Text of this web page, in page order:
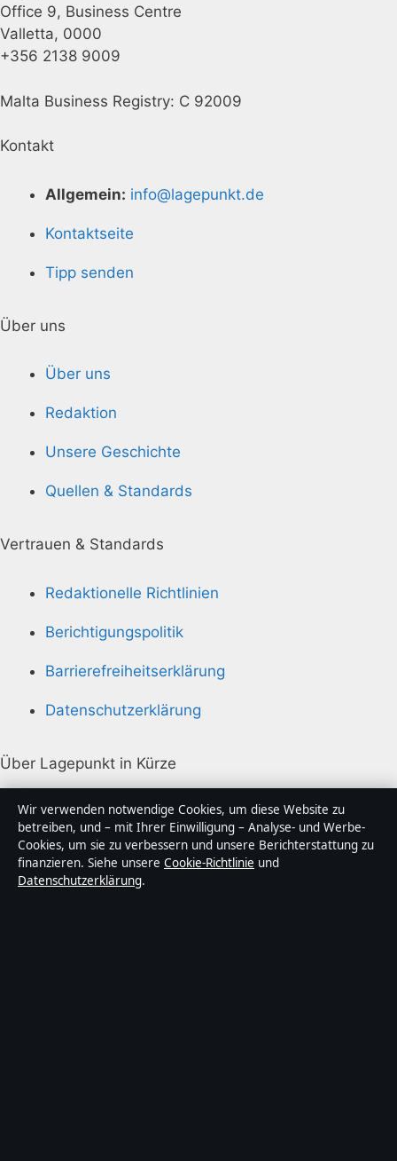
Office 9, Business Centre
Valletta, 0000
+356 2138 9009
Malta Business Registry: C 92009
Kontakt
Allgemein: info@lagepunkt.de
Kontaktseite
Tipp senden
Über uns
Über uns
Redaktion
Unsere Geschichte
Quellen & Standards
Vertrauen & Standards
Redaktionelle Richtlinien
Berichtigungspolitik
Barrierefreiheitserklärung
Datenschutzerklärung
Über Lagepunkt in Kürze
Lagepunkt ist ein unabhängiger digitaler
Nachrichtenanbieter mit Fokus auf Politik, Wirtschaft,
Technik und Gesellschaft in Deutschland. Jeder Artikel
trägt eine Byline, wird von einem Redakteur geprüft
und vor der Veröffentlichung faktengecheckt.
Wir verwenden notwendige Cookies, um diese Website zu
betreiben, und – mit Ihrer Einwilligung – Analyse- und Werbe-
Cookies, um sie zu verbessern und unsere Berichterstattung zu
finanzieren. Siehe unsere Cookie-Richtlinie und
Datenschutzerklärung.